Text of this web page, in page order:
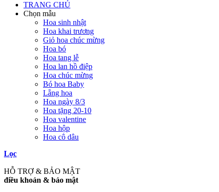
TRANG CHỦ
Chọn mẫu
Hoa sinh nhật
Hoa khai trương
Giỏ hoa chúc mừng
Hoa bó
Hoa tang lễ
Hoa lan hồ điệp
Hoa chúc mừng
Bó hoa Baby
Lẵng hoa
Hoa ngày 8/3
Hoa tặng 20-10
Hoa valentine
Hoa hộp
Hoa cô dâu
Lọc
HỖ TRỢ & BẢO MẬT
điều khoản & bảo mật